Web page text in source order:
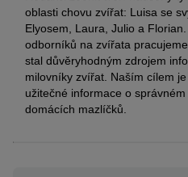
oblasti chovu zvířat: Luisa se
Elyosem, Laura, Julio a
odborníků na zvířata
stal důvěryhodným zdrojem
milovníky zvířat. Naším cílem
užitečné informace o
domácích mazlíčků.